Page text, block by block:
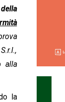
alla
la